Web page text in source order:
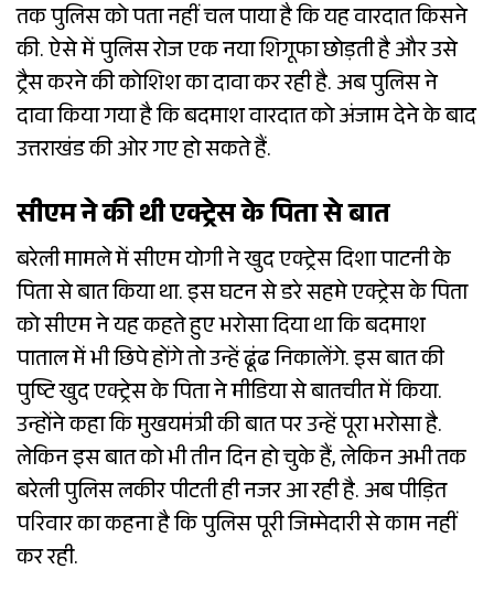
तक पुलिस को पता नहीं चल पाया है कि यह वारदात किसने
की. ऐसे में पुलिस रोज एक नया शिगूफा छोड़ती है और उसे
ट्रैस करने की कोशिश का दावा कर रही है. अब पुलिस ने
दावा किया गया है कि बदमाश वारदात को अंजाम देने के बाद
उत्तराखंड की ओर गए हो सकते हैं.
सीएम ने की थी एक्ट्रेस के पिता से बात
बरेली मामले में सीएम योगी ने खुद एक्ट्रेस दिशा पाटनी के
पिता से बात किया था. इस घटन से डरे सहमे एक्ट्रेस के पिता
को सीएम ने यह कहते हुए भरोसा दिया था कि बदमाश
पाताल में भी छिपे होंगे तो उन्हें ढूंढ निकालेंगे. इस बात की
पुष्टि खुद एक्ट्रेस के पिता ने मीडिया से बातचीत में किया.
उन्होंने कहा कि मुखयमंत्री की बात पर उन्हें पूरा भरोसा है.
लेकिन इस बात को भी तीन दिन हो चुके हैं, लेकिन अभी तक
बरेली पुलिस लकीर पीटती ही नजर आ रही है. अब पीड़ित
परिवार का कहना है कि पुलिस पूरी जिम्मेदारी से काम नहीं
कर रही.